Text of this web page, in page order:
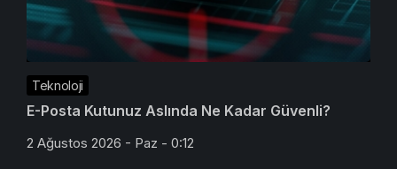
Teknoloji
E-Posta Kutunuz Aslında Ne Kadar Güvenli?
2 Ağustos 2026 - Paz - 0:12